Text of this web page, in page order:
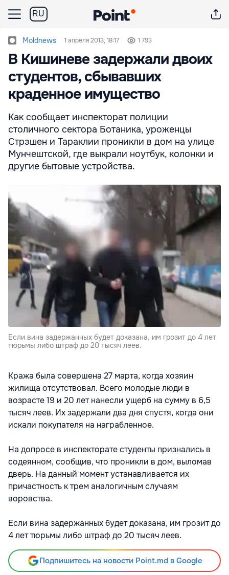
RU
Moldnews 1 апреля 2013, 18:17 1 793
В Кишиневе задержали двоих
студентов, сбывавших
краденное имущество
Как сообщает инспекторат полиции
столичного сектора Ботаника, уроженцы
Стрэшен и Тараклии проникли в дом на улице
Мунчештской, где выкрали ноутбук, колонки и
другие бытовые устройства.
Если вина задержанных будет доказана, им грозит до 4 лет
тюрьмы либо штраф до 20 тысяч леев.
Кража была совершена 27 марта, когда хозяин
жилища отсутствовал. Всего молодые люди в
возрасте 19 и 20 лет нанесли ущерб на сумму в 6,5
тысяч леев. Их задержали два дня спустя, когда они
искали покупателя на награбленное.
На допросе в инспекторате студенты признались в
содеянном, сообщив, что проникли в дом, выломав
дверь. На данный момент устанавливается их
причастность к трем аналогичным случаям
воровства.
Если вина задержанных будет доказана, им грозит до
4 лет тюрьмы либо штраф до 20 тысяч леев.
Подпишитесь на новости Point.md в Google